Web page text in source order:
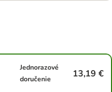
Jednorazové
doručenie
13,19 €